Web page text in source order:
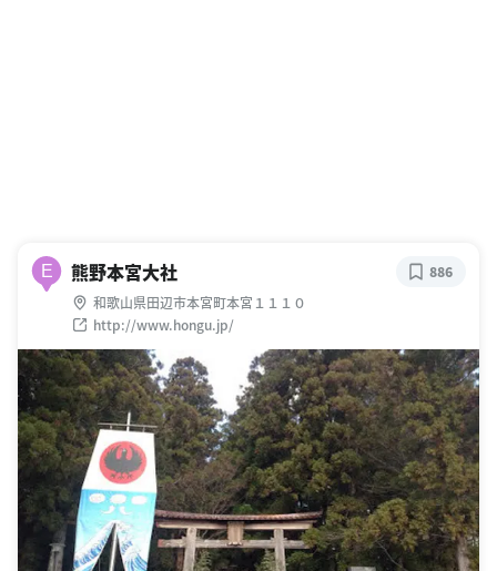
E 熊野本宮大社
和歌山県田辺市本宮町本宮１１１０
http://www.hongu.jp/
886